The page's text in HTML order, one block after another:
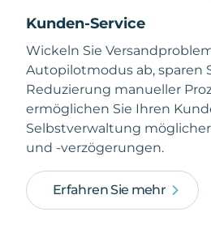
Kunden-Service
Wickeln Sie
Autopilotmodus ab, sparen
Reduzierung manueller
ermöglichen Sie Ihren
Selbstverwaltung
und -verzögerungen.
Erfahren Sie mehr